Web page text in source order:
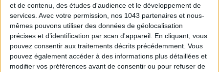
et de contenu, des études d'audience et le développement de
services. Avec votre permission, nos 1043 partenaires et nous-
mêmes pouvons utiliser des données de géolocalisation
précises et d’identification par scan d'appareil. En cliquant, vous
pouvez consentir aux traitements décrits précédemment. Vous
pouvez également accéder à des informations plus détaillées et
modifier vos préférences avant de consentir ou pour refuser de
LES SPF 50 QUI DONNENT ENVIE DE SE TARTINER